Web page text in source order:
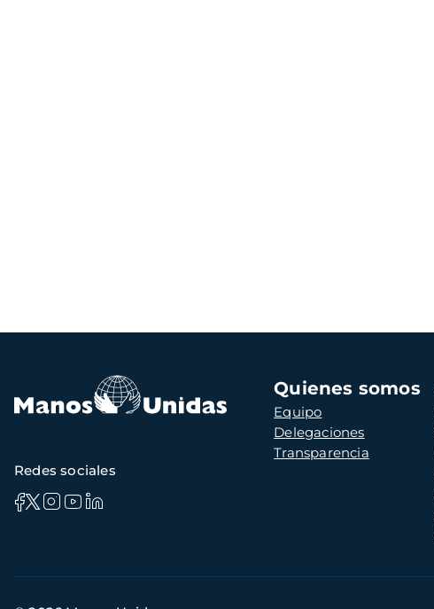
Navegación
principal
Quienes somos
Equipo
Delegaciones
Transparencia
Redes sociales